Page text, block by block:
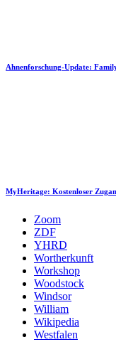
Ahnenforschung-Update:
MyHeritage: Kostenloser
Zoom
ZDF
YHRD
Wortherkunft
Workshop
Woodstock
Windsor
William
Wikipedia
Westfalen